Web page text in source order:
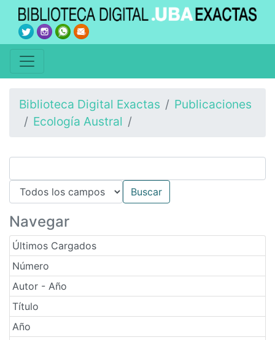
Biblioteca Digital Exactas
Publicaciones
Ecología Austral
Navegar
Últimos Cargados
Número
Autor - Año
Título
Año